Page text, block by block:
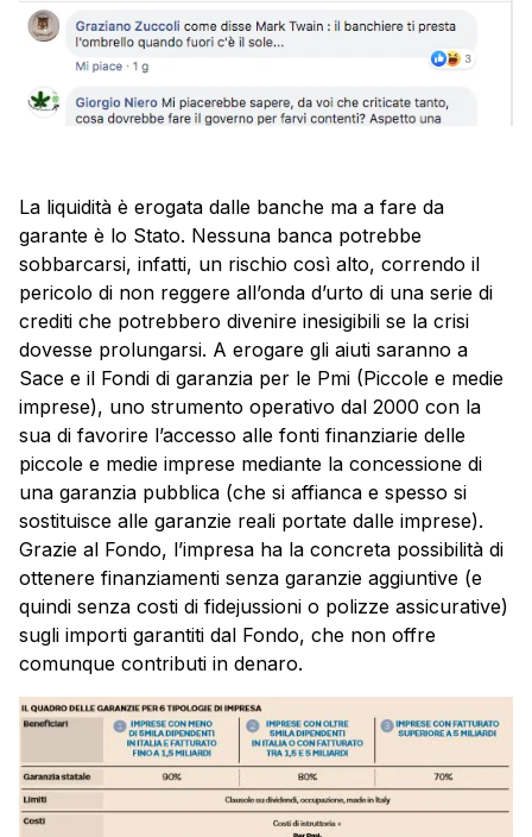
La liquidità è erogata dalle banche ma a fare da
garante è lo Stato. Nessuna banca potrebbe
sobbarcarsi, infatti, un rischio così alto, correndo il
pericolo di non reggere all’onda d’urto di una serie di
crediti che potrebbero divenire inesigibili se la crisi
dovesse prolungarsi. A erogare gli aiuti saranno a
Sace e il Fondi di garanzia per le Pmi (Piccole e medie
imprese), uno strumento operativo dal 2000 con la
sua di favorire l’accesso alle fonti finanziarie delle
piccole e medie imprese mediante la concessione di
una garanzia pubblica (che si affianca e spesso si
sostituisce alle garanzie reali portate dalle imprese).
Grazie al Fondo, l’impresa ha la concreta possibilità di
ottenere finanziamenti senza garanzie aggiuntive (e
quindi senza costi di fidejussioni o polizze assicurative)
sugli importi garantiti dal Fondo, che non offre
comunque contributi in denaro.